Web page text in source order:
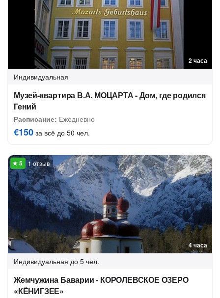
2 часа
Индивидуальная
Музей-квартира В.А. МОЦАРТА - Дом, где родился
Гений
Расписание: Ежедневно
€150 за всё до 50 чел.
4 часа
1 отзыв
Индивидуальная до 5 чел.
Жемчужина Баварии - КОРОЛЕВСКОЕ ОЗЕРО
«КЁНИГЗЕЕ»